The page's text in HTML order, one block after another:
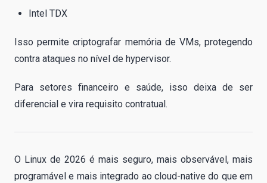
Intel TDX
Isso permite criptografar memória de VMs, protegendo
contra ataques no nível de hypervisor.
Para setores financeiro e saúde, isso deixa de ser
diferencial e vira requisito contratual.
O Linux de 2026 é mais seguro, mais observável, mais
programável e mais integrado ao cloud-native do que em